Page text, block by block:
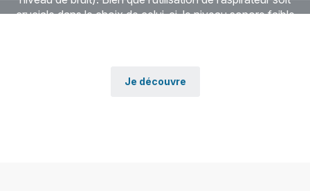
cruciale dans le choix de celui-ci, le niveau sonore faible
Je découvre